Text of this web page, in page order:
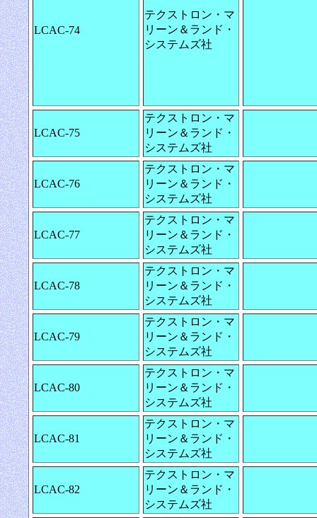
LCAC-74
テクストロン・マ
リーン＆ランド・
システムズ社
LCAC-75
テクストロン・マ
リーン＆ランド・
システムズ社
LCAC-76
テクストロン・マ
リーン＆ランド・
システムズ社
LCAC-77
テクストロン・マ
リーン＆ランド・
システムズ社
LCAC-78
テクストロン・マ
リーン＆ランド・
システムズ社
LCAC-79
テクストロン・マ
リーン＆ランド・
システムズ社
LCAC-80
テクストロン・マ
リーン＆ランド・
システムズ社
LCAC-81
テクストロン・マ
リーン＆ランド・
システムズ社
LCAC-82
テクストロン・マ
リーン＆ランド・
システムズ社